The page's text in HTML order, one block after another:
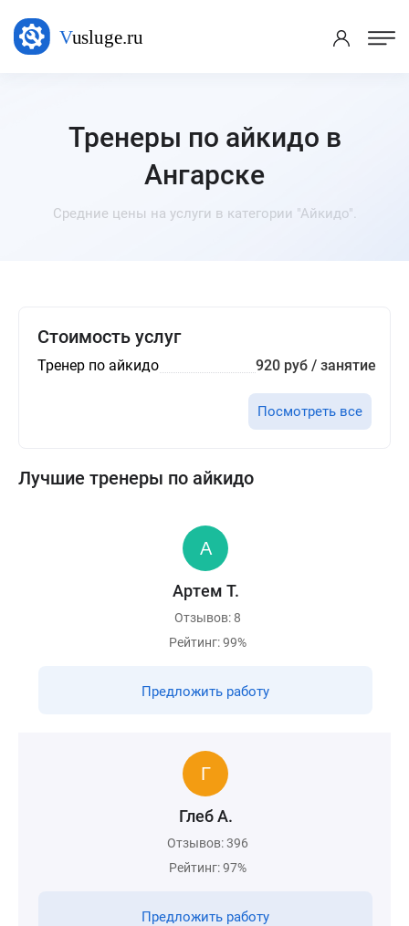
Тренеры по айкидо в
Ангарске
Средние цены на услуги в категории "Айкидо".
Стоимость услуг
Тренер по айкидо 920 руб / занятие
Посмотреть все
Лучшие тренеры по айкидо
Артем Т.
Отзывов: 8
Рейтинг: 99%
Предложить работу
Глеб А.
Отзывов: 396
Рейтинг: 97%
Предложить работу